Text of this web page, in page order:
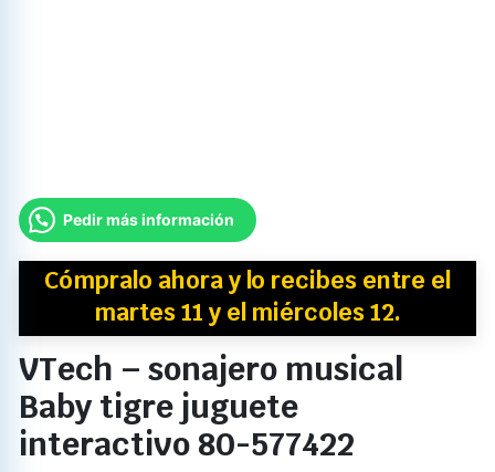
Pedir más información
Cómpralo ahora y lo recibes entre el
martes 11 y el miércoles 12.
VTech – sonajero musical
Baby tigre juguete
interactivo 80-577422